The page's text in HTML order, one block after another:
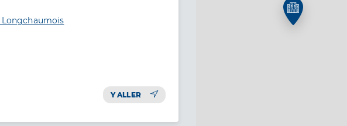
Longchaumois
Y ALLER